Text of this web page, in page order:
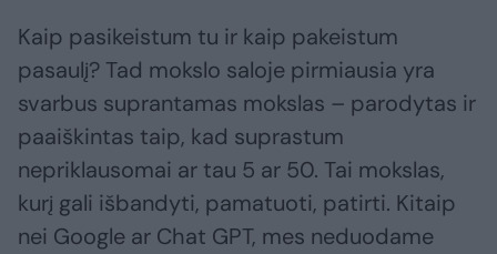
Kaip pasikeistum tu ir kaip pakeistum
pasaulį? Tad mokslo saloje pirmiausia yra
svarbus suprantamas mokslas – parodytas ir
paaiškintas taip, kad suprastum
nepriklausomai ar tau 5 ar 50. Tai mokslas,
kurį gali išbandyti, pamatuoti, patirti. Kitaip
nei Google ar Chat GPT, mes neduodame